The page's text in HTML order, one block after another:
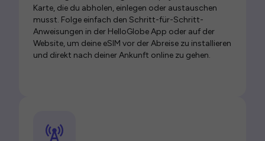
Karte, die du abholen, einlegen oder austauschen
musst. Folge einfach den Schritt-für-Schritt-
Anweisungen in der HelloGlobe App oder auf der
Website, um deine eSIM vor der Abreise zu installieren
und direkt nach deiner Ankunft online zu gehen.